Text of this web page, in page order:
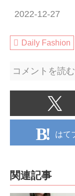
2022-12-27
Daily Fashion
コメントを読
はて
関連記事